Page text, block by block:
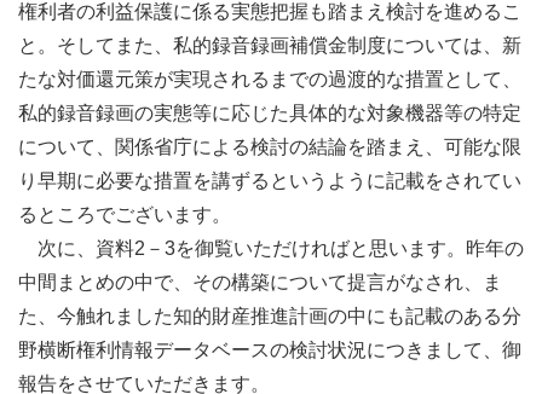
権利者の利益保護に係る実態把握も踏まえ検討を進めるこ
と。そしてまた、私的録音録画補償金制度については、新
たな対価還元策が実現されるまでの過渡的な措置として、
私的録音録画の実態等に応じた具体的な対象機器等の特定
について、関係省庁による検討の結論を踏まえ、可能な限
り早期に必要な措置を講ずるというように記載をされてい
るところでございます。
次に、資料2－3を御覧いただければと思います。昨年の
中間まとめの中で、その構築について提言がなされ、ま
た、今触れました知的財産推進計画の中にも記載のある分
野横断権利情報データベースの検討状況につきまして、御
報告をさせていただきます。